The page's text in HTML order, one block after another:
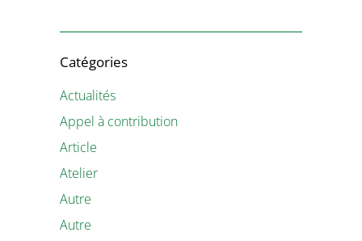
Catégories
Actualités
Appel à contribution
Article
Atelier
Autre
Autre